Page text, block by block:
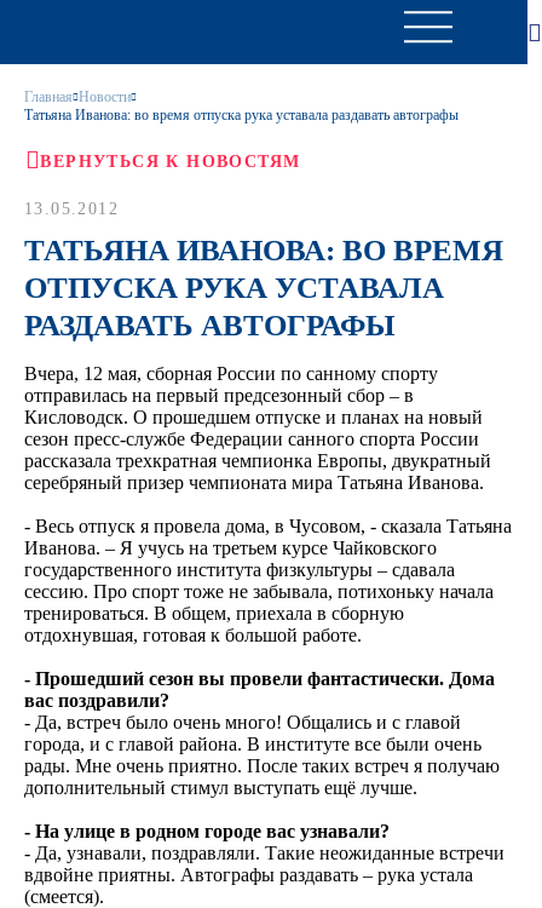
Главная Новости
Татьяна Иванова: во время отпуска рука уставала раздавать автографы
ВЕРНУТЬСЯ К НОВОСТЯМ
13.05.2012
ТАТЬЯНА ИВАНОВА: ВО ВРЕМЯ
ОТПУСКА РУКА УСТАВАЛА
РАЗДАВАТЬ АВТОГРАФЫ
Вчера, 12 мая, сборная России по санному спорту
отправилась на первый предсезонный сбор – в
Кисловодск. О прошедшем отпуске и планах на новый
сезон пресс-службе Федерации санного спорта России
рассказала трехкратная чемпионка Европы, двукратный
серебряный призер чемпионата мира Татьяна Иванова.
- Весь отпуск я провела дома, в Чусовом, - сказала Татьяна
Иванова. – Я учусь на третьем курсе Чайковского
государственного института физкультуры – сдавала
сессию. Про спорт тоже не забывала, потихоньку начала
тренироваться. В общем, приехала в сборную
отдохнувшая, готовая к большой работе.
- Прошедший сезон вы провели фантастически. Дома
вас поздравили?
- Да, встреч было очень много! Общались и с главой
города, и с главой района. В институте все были очень
рады. Мне очень приятно. После таких встреч я получаю
дополнительный стимул выступать ещё лучше.
- На улице в родном городе вас узнавали?
- Да, узнавали, поздравляли. Такие неожиданные встречи
вдвойне приятны. Автографы раздавать – рука устала
(смеется).